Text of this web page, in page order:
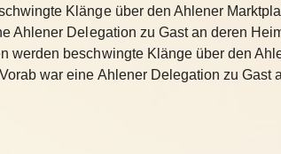
Klänge über den Ahlener
Ahlener Delegation zu Gast an deren
werden beschwingte Klänge über den
war eine Ahlener Delegation zu Gast